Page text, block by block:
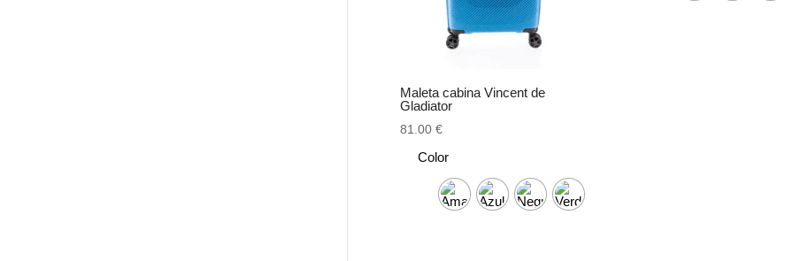
Maleta cabina Vincent de
Gladiator
81.00 €
Color